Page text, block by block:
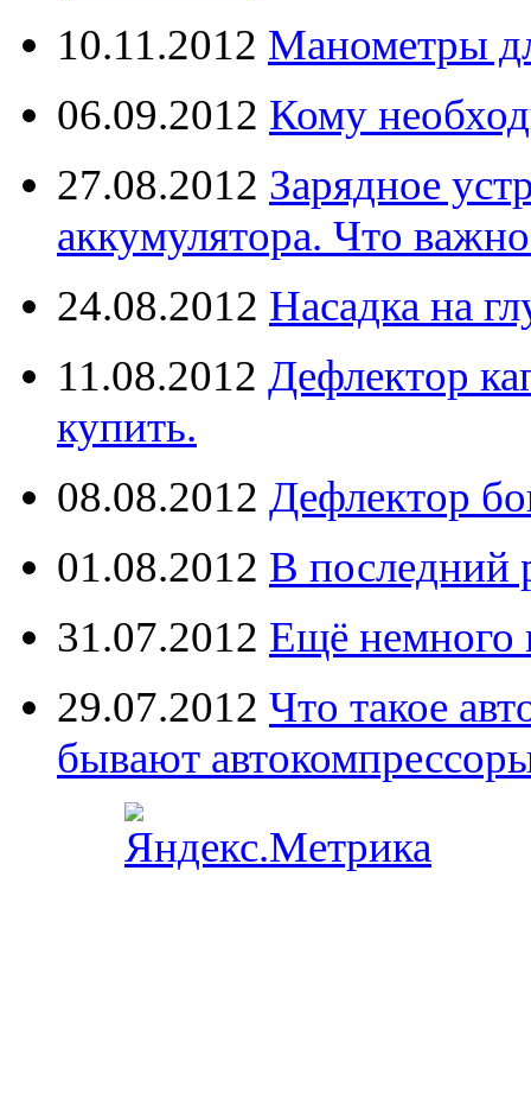
10.11.2012 Манометры
06.09.2012 Кому
27.08.2012 Зарядное
аккумулятора. Что
24.08.2012 Насадка на
11.08.2012 Дефлектор
купить.
08.08.2012 Дефлектор
01.08.2012 В последний
31.07.2012 Ещё немного
29.07.2012 Что такое
бывают